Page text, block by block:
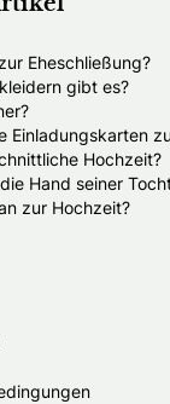
Eheschließung?
gibt es?
Einladungskarten
Hochzeit?
Hand seiner
zur Hochzeit?